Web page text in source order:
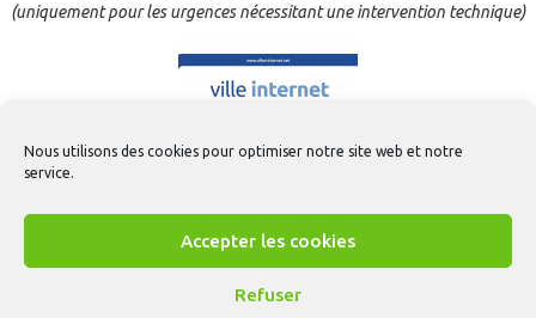
Nous utilisons des cookies pour optimiser notre site web et notre
service.
Accepter les cookies
Refuser
(uniquement pour les urgences nécessitant une intervention technique)